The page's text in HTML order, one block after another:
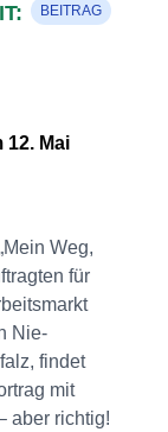
BEITRAG
12. Mai
Weg,
für
Nie-
findet
mit
aber richtig!